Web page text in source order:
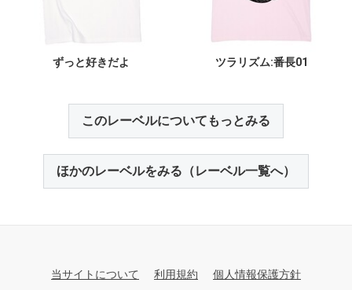
ずっと好きだよ ツラリズム:番長01
このレーベルについてもっとみる
ほかのレーベルをみる（レーベル一覧へ）
当サイトについて 利用規約 個人情報保護方針